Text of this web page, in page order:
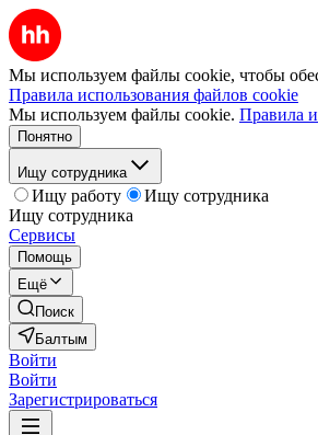
Мы используем файлы cookie, чтобы
Правила использования файлов cookie
Мы используем файлы cookie. Правила
Понятно
Ищу сотрудника
Ищу работу
Ищу сотрудника
Ищу сотрудника
Сервисы
Помощь
Ещё
Поиск
Балтым
Войти
Войти
Зарегистрироваться